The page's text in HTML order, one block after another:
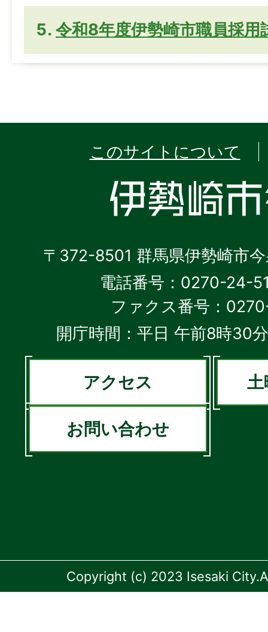
令和8年度伊勢崎市職員採用
このサイトについて
〒372-8501 群馬県伊勢崎市
電話番号：0270-24-
ファクス番号：
開庁時間：平日 午前8時30
アクセス 土
お問い合わせ
Copyright (c) 2023 Isesaki